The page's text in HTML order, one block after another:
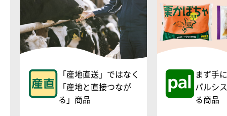
「産地直送」ではなく
「産地と直接つなが
る」商品
まず手
パルシ
る商品